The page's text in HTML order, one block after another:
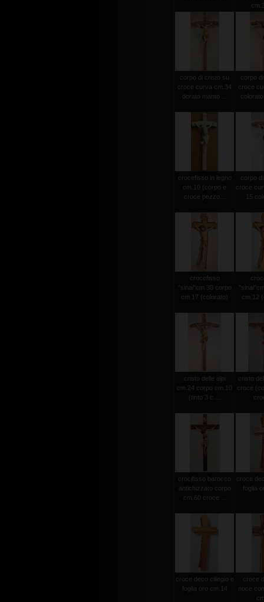
corpo di cristo su
croce curva cm.34
dorato manto ...
corpo
croce
crocefisso in legno
cm.10 (corpo e
croce pezzo...
corpo
croce
15
crocefisso
"sinai"cm.30 corpo
cm.17 (colorato)
cm.12
cristo delle alpi
cm.24 corpo cm.10
(tinto 3 c....
cristo
croce
crocifisso barocco
antichizzato corpo
cm.60 croce ...
croce
foglia
croce deco ciliegio e
foglia oro cm.14
croce
noce